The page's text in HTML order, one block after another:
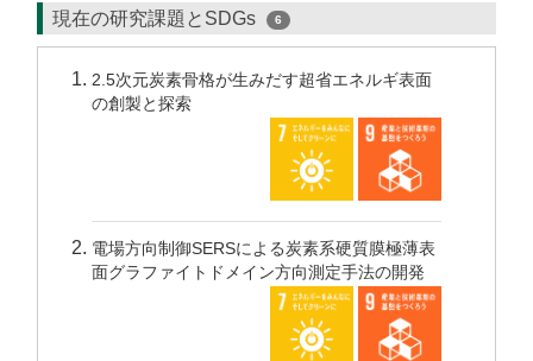
現在の研究課題とSDGs 6
2.5次元炭素骨格が生みだす超省エネルギ表面
の創製と探索
電場方向制御SERSによる炭素系硬質膜極薄表
面グラファイトドメイン方向測定手法の開発